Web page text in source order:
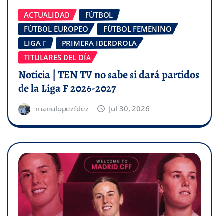
ACTUALIDAD
FÚTBOL
FÚTBOL EUROPEO
FÚTBOL FEMENINO
LIGA F
PRIMERA IBERDROLA
TITULARES DEL DÍA
Noticia | TEN TV no sabe si dará partidos
de la Liga F 2026-2027
manulopezfdez Jul 30, 2026